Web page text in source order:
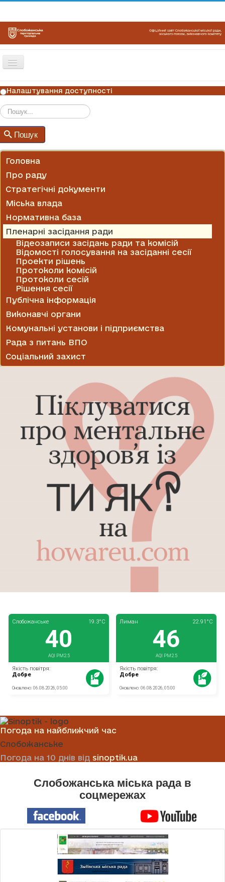
Перемикач
ГОЛОВНА
НОВИНИ
ОГОЛОШЕННЯ
ГРАФІКИ ПРИЙОМУ
Налаштування доступності
Пошук
Головна
Про раду
Стратегічні документи
Міська влада
Нормативна база
Пленарні засідання ради
Відеозаписи засідань ради та комісій
Відомості голосування на засіданні сесії
Проекти рішень
Протоколи комісій
Протоколи сесій
Рішення сесії
Публічна інформація
Виконавчі органи
Комунальні установи і підприємства
Рада з питань ВПО
Соціальний захист
Погода на найближчий час
Слобожанське
Погода на 10 днів від sinoptik.ua
Слобожанська міська рада в
соцмережах